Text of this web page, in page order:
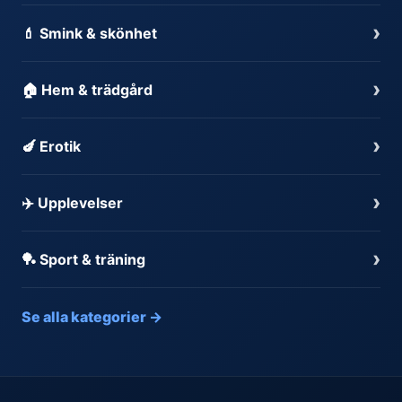
💄 Smink & skönhet ›
🏠 Hem & trädgård ›
🍆 Erotik ›
✈️ Upplevelser ›
🏓 Sport & träning ›
Se alla kategorier →